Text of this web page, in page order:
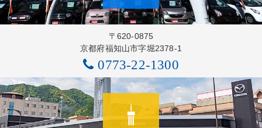
〒620-0875
京都府福知山市字堀2378-1
0773-22-1300